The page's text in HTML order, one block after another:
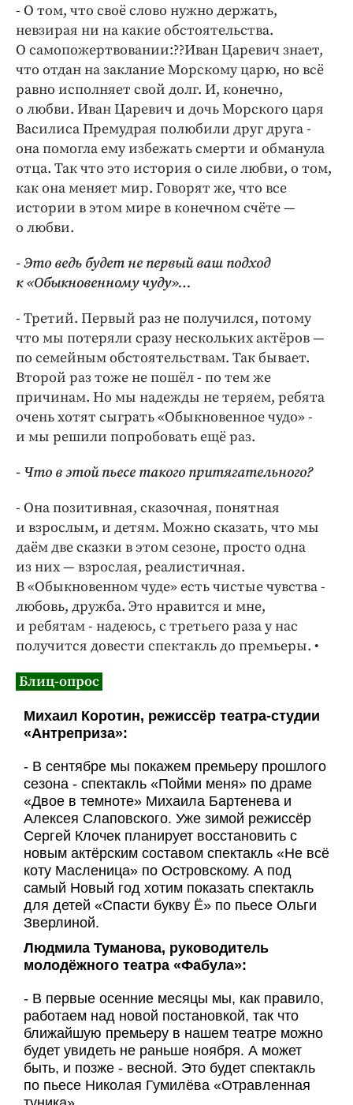
- О том, что своё слово нужно держать,
невзирая ни на какие обстоятельства.
О самопожертвовании:??Иван Царевич знает,
что отдан на заклание Морскому царю, но всё
равно исполняет свой долг. И, конечно,
о любви. Иван Царевич и дочь Морского царя
Василиса Премудрая полюбили друг друга -
она помогла ему избежать смерти и обманула
отца. Так что это история о силе любви, о том,
как она меняет мир. Говорят же, что все
истории в этом мире в конечном счёте —
о любви.
- Это ведь будет не первый ваш подход
к «Обыкновенному чуду»…
- Третий. Первый раз не получился, потому
что мы потеряли сразу нескольких актёров —
по семейным обстоятельствам. Так бывает.
Второй раз тоже не пошёл - по тем же
причинам. Но мы надежды не теряем, ребята
очень хотят сыграть «Обыкновенное чудо» -
и мы решили попробовать ещё раз.
- Что в этой пьесе такого притягательного?
- Она позитивная, сказочная, понятная
и взрослым, и детям. Можно сказать, что мы
даём две сказки в этом сезоне, просто одна
из них — взрослая, реалистичная.
В «Обыкновенном чуде» есть чистые чувства -
любовь, дружба. Это нравится и мне,
и ребятам - надеюсь, с третьего раза у нас
получится довести спектакль до премьеры. •
Блиц-опрос
Михаил Коротин, режиссёр театра-студии
«Антреприза»:
- В сентябре мы покажем премьеру прошлого
сезона - спектакль «Пойми меня» по драме
«Двое в темноте» Михаила Бартенева и
Алексея Слаповского. Уже зимой режиссёр
Сергей Клочек планирует восстановить с
новым актёрским составом спектакль «Не всё
коту Масленица» по Островскому. А под
самый Новый год хотим показать спектакль
для детей «Спасти букву Ё» по пьесе Ольги
Зверлиной.
Людмила Туманова, руководитель
молодёжного театра «Фабула»:
- В первые осенние месяцы мы, как правило,
работаем над новой постановкой, так что
ближайшую премьеру в нашем театре можно
будет увидеть не раньше ноября. А может
быть, и позже - весной. Это будет спектакль
по пьесе Николая Гумилёва «Отравленная